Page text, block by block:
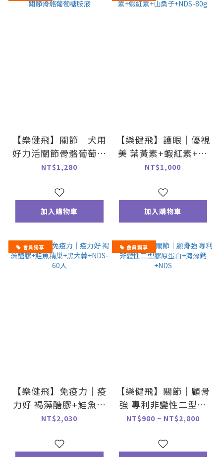
【樂健飛】關節｜犬用
好力活關節骨骼葡萄糖
胺液
NT$1,280
加入購物車
【樂健飛】護眼｜優視
美 葉黃素+蝦紅素+山
桑子+NDS-80g
NT$1,000
加入購物車
會員獨享
【樂健飛】免疫力｜疫
力好 褐藻醣膠+鮭魚精
巢+黑大蒜+NDS-60入
NT$2,030
會員獨享
【樂健飛】關節｜顧骨
強 專利非變性二型膠
原蛋白+海藻鈣+NDS
NT$980 ~ NT$2,800